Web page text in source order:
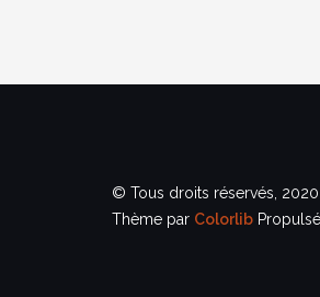
© Tous droits réservés, 2020
Thème par Colorlib